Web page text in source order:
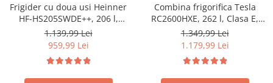
Frigider cu doua usi Heinner
HF-HS205SWDE++, 206 l,
Dozator de apa, Iluminare
LED, H 143.4 cm, Clasa E,
Argintiu
1.139,99 Lei
959,99 Lei
Combina frigorifica Tesla
RC2600HXE, 262 l, Clasa E,
Iluminare LED, dezghetare
automata frigider, H 180 cm,
Inox
1.349,99 Lei
1.179,99 Lei